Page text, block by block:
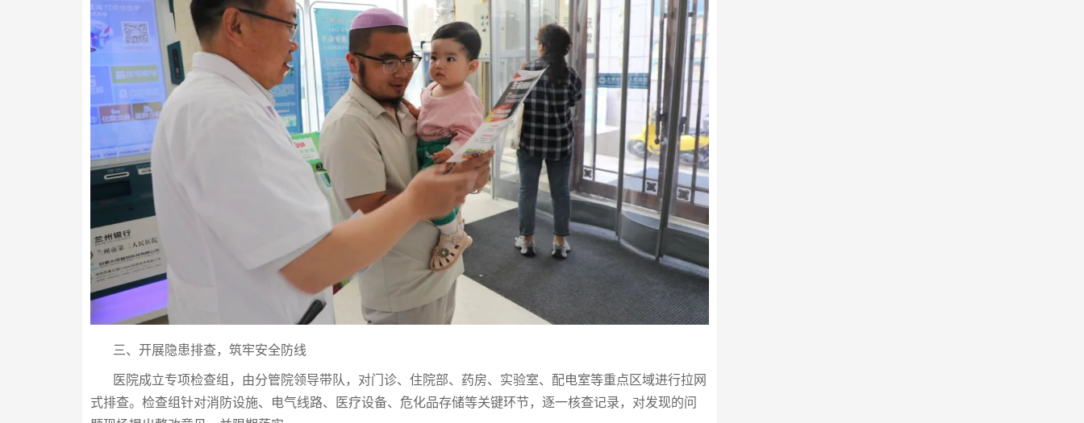
三、开展隐患排查，筑牢安全防线
医院成立专项检查组，由分管院领导带队，对门诊、住院部、药房、实验室、配电室等重点区域进行拉网
式排查。检查组针对消防设施、电气线路、医疗设备、危化品存储等关键环节，逐一核查记录，对发现的问